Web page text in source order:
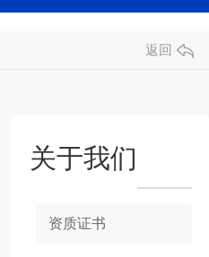
返回
关于我们
资质证书